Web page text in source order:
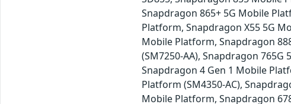
Snapdragon 865+ 5G Mobile
Platform, Snapdragon X55 5G
Mobile Platform, Snapdragon
(SM7250-AA), Snapdragon 765G
Snapdragon 4 Gen 1 Mobile
Platform (SM4350-AC),
Mobile Platform, Snapdragon